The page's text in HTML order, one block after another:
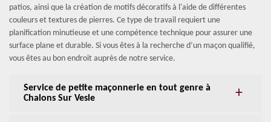
patios, ainsi que la création de motifs décoratifs à l'aide de différentes
couleurs et textures de pierres. Ce type de travail requiert une
planification minutieuse et une compétence technique pour assurer une
surface plane et durable. Si vous êtes à la recherche d’un maçon qualifié,
vous êtes au bon endroit auprès de notre service.
Service de petite maçonnerie en tout genre à
Chalons Sur Vesle